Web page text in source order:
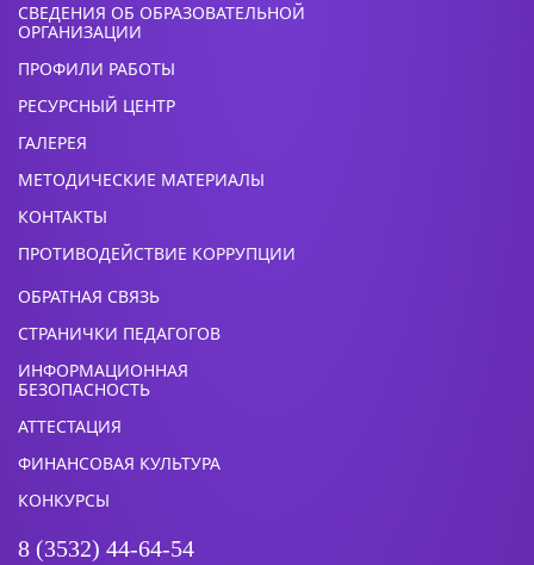
СВЕДЕНИЯ ОБ ОБРАЗОВАТЕЛЬНОЙ
ОРГАНИЗАЦИИ
ПРОФИЛИ РАБОТЫ
РЕСУРСНЫЙ ЦЕНТР
ГАЛЕРЕЯ
МЕТОДИЧЕСКИЕ МАТЕРИАЛЫ
КОНТАКТЫ
ПРОТИВОДЕЙСТВИЕ КОРРУПЦИИ
ОБРАТНАЯ СВЯЗЬ
СТРАНИЧКИ ПЕДАГОГОВ
ИНФОРМАЦИОННАЯ
БЕЗОПАСНОСТЬ
АТТЕСТАЦИЯ
ФИНАНСОВАЯ КУЛЬТУРА
КОНКУРСЫ
8 (3532) 44-64-54